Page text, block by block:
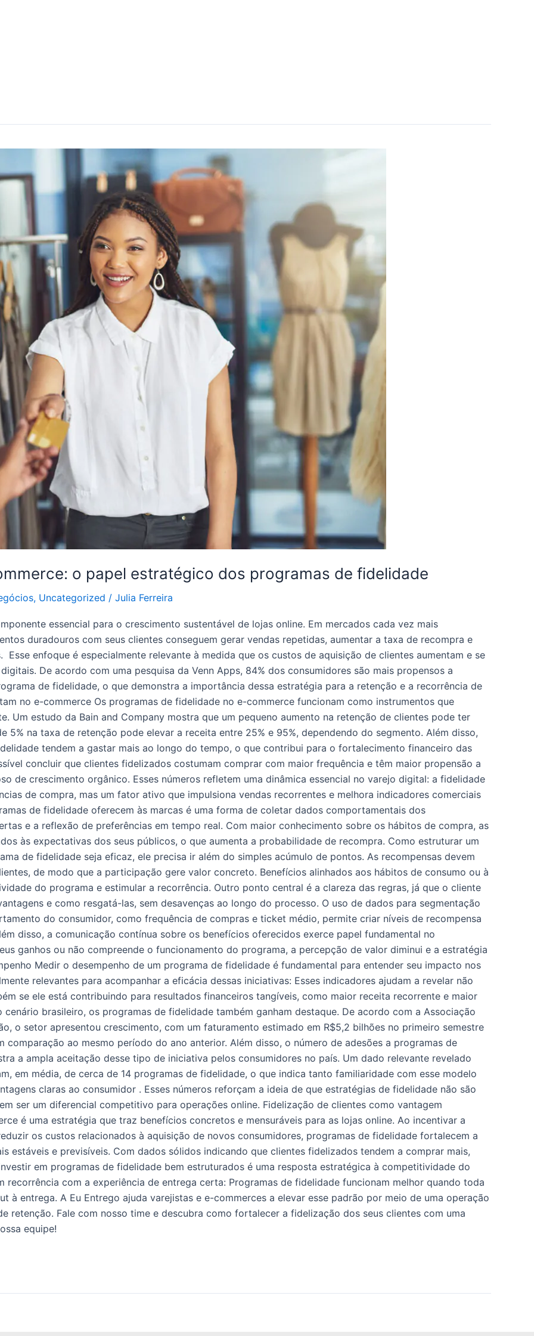
o papel estratégico dos programas de fidelidade
, Uncategorized / Julia Ferreira
essencial para o crescimento sustentável de lojas online. Em mercados cada vez mais
duradouros com seus clientes conseguem gerar vendas repetidas, aumentar a taxa de recompra e
Esse enfoque é especialmente relevante à medida que os custos de aquisição de clientes aumentam e se
De acordo com uma pesquisa da Venn Apps, 84% dos consumidores são mais propensos a
de fidelidade, o que demonstra a importância dessa estratégia para a retenção e a recorrência de
no e-commerce Os programas de fidelidade no e-commerce funcionam como instrumentos que
Um estudo da Bain and Company mostra que um pequeno aumento na retenção de clientes pode ter
na taxa de retenção pode elevar a receita entre 25% e 95%, dependendo do segmento. Além disso,
tendem a gastar mais ao longo do tempo, o que contribui para o fortalecimento financeiro das
concluir que clientes fidelizados costumam comprar com maior frequência e têm maior propensão a
de crescimento orgânico. Esses números refletem uma dinâmica essencial no varejo digital: a fidelidade
de compra, mas um fator ativo que impulsiona vendas recorrentes e melhora indicadores comerciais
de fidelidade oferecem às marcas é uma forma de coletar dados comportamentais dos
e a reflexão de preferências em tempo real. Com maior conhecimento sobre os hábitos de compra, as
às expectativas dos seus públicos, o que aumenta a probabilidade de recompra. Como estruturar um
de fidelidade seja eficaz, ele precisa ir além do simples acúmulo de pontos. As recompensas devem
de modo que a participação gere valor concreto. Benefícios alinhados aos hábitos de consumo ou à
do programa e estimular a recorrência. Outro ponto central é a clareza das regras, já que o cliente
e como resgatá-las, sem desavenças ao longo do processo. O uso de dados para segmentação
do consumidor, como frequência de compras e ticket médio, permite criar níveis de recompensa
disso, a comunicação contínua sobre os benefícios oferecidos exerce papel fundamental no
ganhos ou não compreende o funcionamento do programa, a percepção de valor diminui e a estratégia
Medir o desempenho de um programa de fidelidade é fundamental para entender seu impacto nos
relevantes para acompanhar a eficácia dessas iniciativas: Esses indicadores ajudam a revelar não
se ele está contribuindo para resultados financeiros tangíveis, como maior receita recorrente e maior
brasileiro, os programas de fidelidade também ganham destaque. De acordo com a Associação
o setor apresentou crescimento, com um faturamento estimado em R$5,2 bilhões no primeiro semestre
comparação ao mesmo período do ano anterior. Além disso, o número de adesões a programas de
a ampla aceitação desse tipo de iniciativa pelos consumidores no país. Um dado relevante revelado
em média, de cerca de 14 programas de fidelidade, o que indica tanto familiaridade com esse modelo
claras ao consumidor . Esses números reforçam a ideia de que estratégias de fidelidade não são
ser um diferencial competitivo para operações online. Fidelização de clientes como vantagem
é uma estratégia que traz benefícios concretos e mensuráveis para as lojas online. Ao incentivar a
os custos relacionados à aquisição de novos consumidores, programas de fidelidade fortalecem a
estáveis e previsíveis. Com dados sólidos indicando que clientes fidelizados tendem a comprar mais,
em programas de fidelidade bem estruturados é uma resposta estratégica à competitividade do
com a experiência de entrega certa: Programas de fidelidade funcionam melhor quando toda
à entrega. A Eu Entrego ajuda varejistas e e-commerces a elevar esse padrão por meio de uma operação
retenção. Fale com nosso time e descubra como fortalecer a fidelização dos seus clientes com uma
equipe!